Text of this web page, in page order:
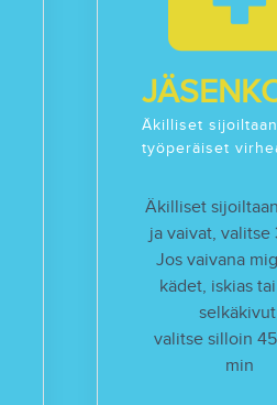
Äkilliset sijoiltaan
työperäiset
Äkilliset
ja vaivat, valitse
Jos vaivana
kädet, iskias
valitse silloin
min